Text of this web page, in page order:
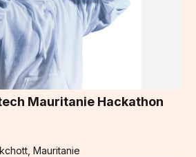
Mauritanie Hackathon
Mauritanie